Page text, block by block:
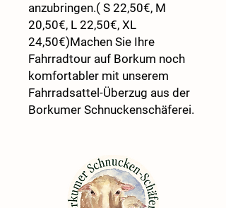
anzubringen.( S 22,50€, M
20,50€, L 22,50€, XL
24,50€)Machen Sie Ihre
Fahrradtour auf Borkum noch
komfortabler mit unserem
Fahrradsattel-Überzug aus der
Borkumer Schnuckenschäferei.